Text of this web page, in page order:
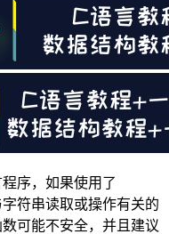
序，如果使用了
字符串读取或操作有关的
可能不安全，并且建议